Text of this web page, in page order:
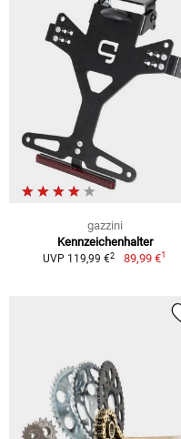
gazzini
Kennzeichenhalter
UVP 119,99 €2 89,99 €1